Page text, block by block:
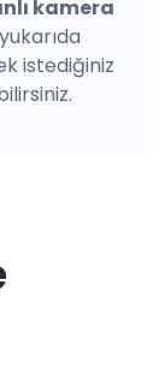
kamera
istediğiniz